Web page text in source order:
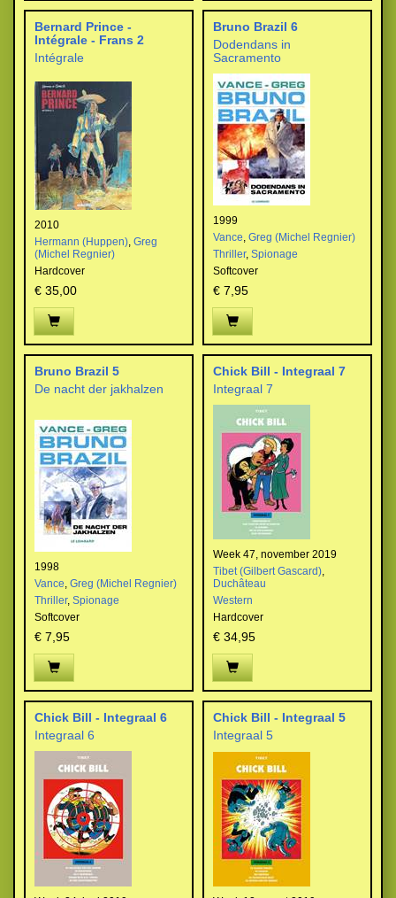
Bernard Prince -
Intégrale - Frans 2
Intégrale
2010
Hermann (Huppen), Greg
(Michel Regnier)
Hardcover
€ 35,00
Bruno Brazil 6
Dodendans in
Sacramento
1999
Vance, Greg (Michel Regnier)
Thriller, Spionage
Softcover
€ 7,95
Bruno Brazil 5
De nacht der jakhalzen
1998
Vance, Greg (Michel Regnier)
Thriller, Spionage
Softcover
€ 7,95
Chick Bill - Integraal 7
Integraal 7
Week 47, november 2019
Tibet (Gilbert Gascard),
Duchâteau
Western
Hardcover
€ 34,95
Chick Bill - Integraal 6
Integraal 6
Chick Bill - Integraal 5
Integraal 5